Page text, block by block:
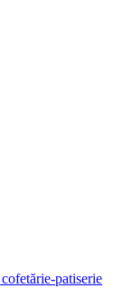
patiserie